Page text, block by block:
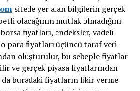
sitede yer alan bilgilerin gerçek
olacağının mutlak olmadığını
fiyatları, endeksler, vadeli
para fiyatları üçüncü taraf veri
oluşturulur, bu sebeple fiyatlar
ve gerçek piyasa fiyatlarından
buradaki fiyatların fikir verme